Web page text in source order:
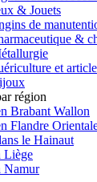
& Jouets
de
&
et
région
Brabant Wallon
Flandre
le Hainaut
Liège
Namur